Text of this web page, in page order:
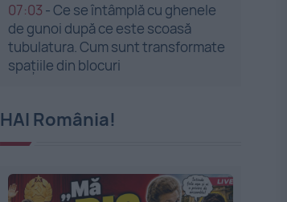
07:03 -Ce se întâmplă cu ghenele
de gunoi după ce este scoasă
tubulatura. Cum sunt transformate
spațiile din blocuri
HAI România!